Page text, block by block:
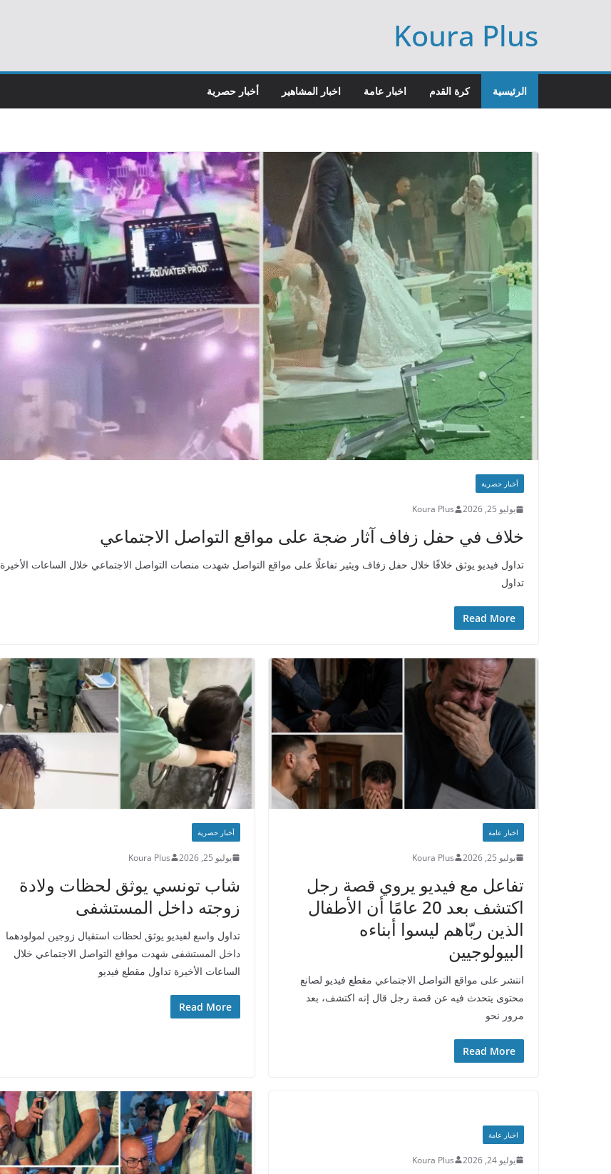
Koura Plus
الرئيسية كرة القدم اخبار عامة اخبار المشاهير أخبار حصرية
أخبار حصرية
يوليو 25, 2026 Koura Plus
خلاف في حفل زفاف آثار ضجة على مواقع التواصل الاجتماعي
تداول فيديو يوثق خلافًا خلال حفل زفاف ويثير تفاعلًا على مواقع التواصل شهدت منصات التواصل الاجتماعي خلال الساعات الأخيرة
تداول
Read More
اخبار عامة
يوليو 25, 2026 Koura Plus
تفاعل مع فيديو يروي قصة رجل
اكتشف بعد 20 عامًا أن الأطفال
الذين ربّاهم ليسوا أبناءه
البيولوجيين
انتشر على مواقع التواصل الاجتماعي مقطع فيديو لصانع
محتوى يتحدث فيه عن قصة رجل قال إنه اكتشف، بعد
مرور نحو
Read More
أخبار حصرية
يوليو 25, 2026 Koura Plus
شاب تونسي يوثق لحظات ولادة
زوجته داخل المستشفى
تداول واسع لفيديو يوثق لحظات استقبال زوجين لمولودهما
داخل المستشفى شهدت مواقع التواصل الاجتماعي خلال
الساعات الأخيرة تداول مقطع فيديو
Read More
اخبار عامة
يوليو 24, 2026 Koura Plus